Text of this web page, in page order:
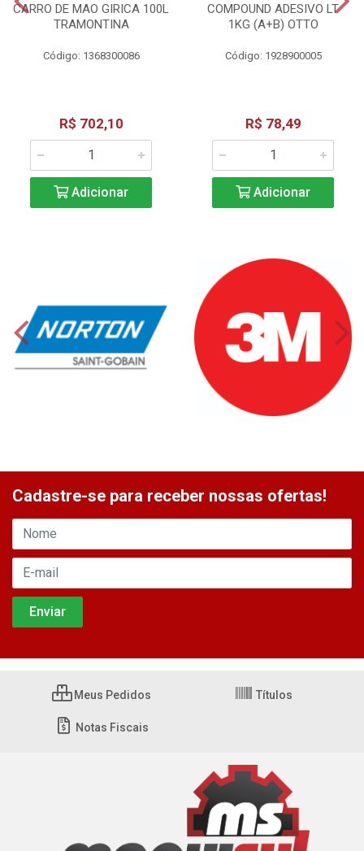
CARRO DE MAO GIRICA 100L
TRAMONTINA
Código: 1368300086
R$ 702,10
Adicionar
COMPOUND ADESIVO LT
1KG (A+B) OTTO
Código: 1928900005
R$ 78,49
Adicionar
Cadastre-se para receber nossas ofertas!
Meus Pedidos Títulos
Notas Fiscais